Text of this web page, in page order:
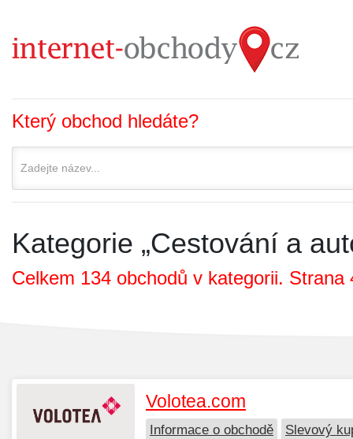
Který obchod hledáte?
Kategorie „Cestování a
Celkem 134 obchodů v kategorii. Strana
Volotea.com
Informace o obchodě Slevový